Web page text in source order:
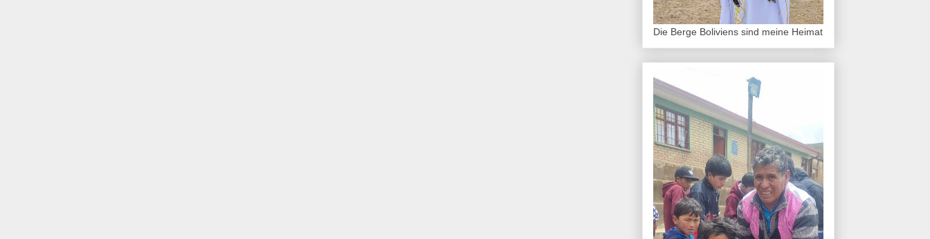
Die Berge Boliviens sind meine Heimat